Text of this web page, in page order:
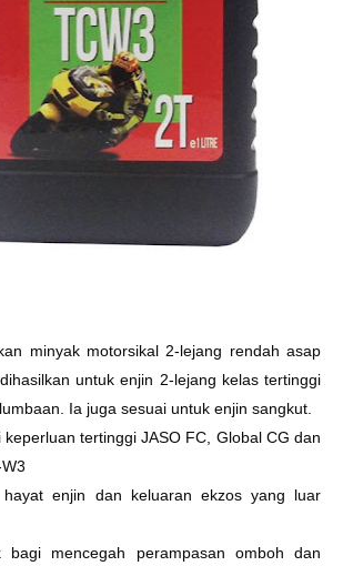
minyak motorsikal 2-lejang rendah asap
untuk enjin 2-lejang kelas tertinggi
Ia juga sesuai untuk enjin sangkut.
tertinggi JASO FC, Global CG dan
hayat enjin dan keluaran ekzos yang luar
bagi mencegah perampasan omboh dan